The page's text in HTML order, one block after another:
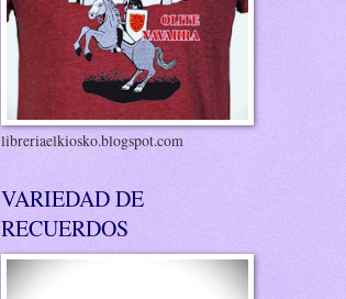
libreriaelkiosko.blogspot.com
VARIEDAD DE
RECUERDOS